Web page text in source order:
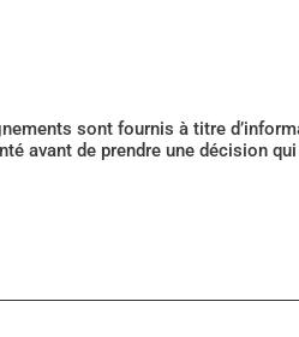
sont fournis à titre
avant de prendre une décision